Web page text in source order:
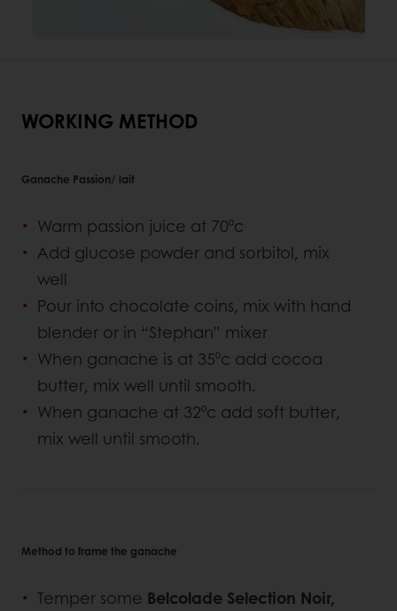
WORKING METHOD
Ganache Passion/ lait
Warm passion juice at 70⁰c
Add glucose powder and sorbitol, mix
well
Pour into chocolate coins, mix with hand
blender or in “Stephan” mixer
When ganache is at 35⁰c add cocoa
butter, mix well until smooth.
When ganache at 32⁰c add soft butter,
mix well until smooth.
Method to frame the ganache
Temper some Belcolade Selection Noir,